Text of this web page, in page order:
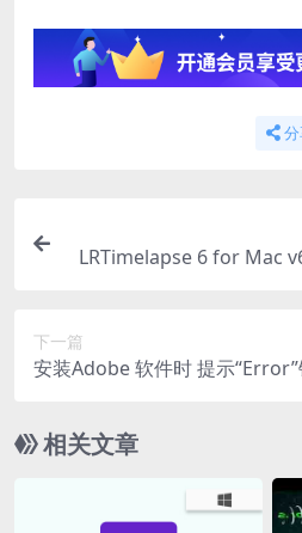
LRTimelapse 6 for Mac
下一篇
安装Adobe 软件时 提示“Error”
相关文章